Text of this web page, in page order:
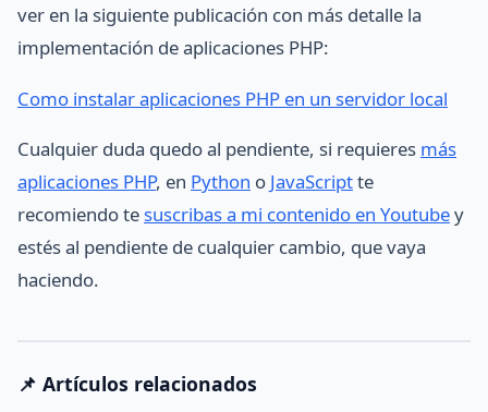
ver en la siguiente publicación con más detalle la
implementación de aplicaciones PHP:
Como instalar aplicaciones PHP en un servidor local
Cualquier duda quedo al pendiente, si requieres más
aplicaciones PHP, en Python o JavaScriptte
recomiendo te suscribas a mi contenido en Youtubey
estés al pendiente de cualquier cambio, que vaya
haciendo.
📌 Artículos relacionados